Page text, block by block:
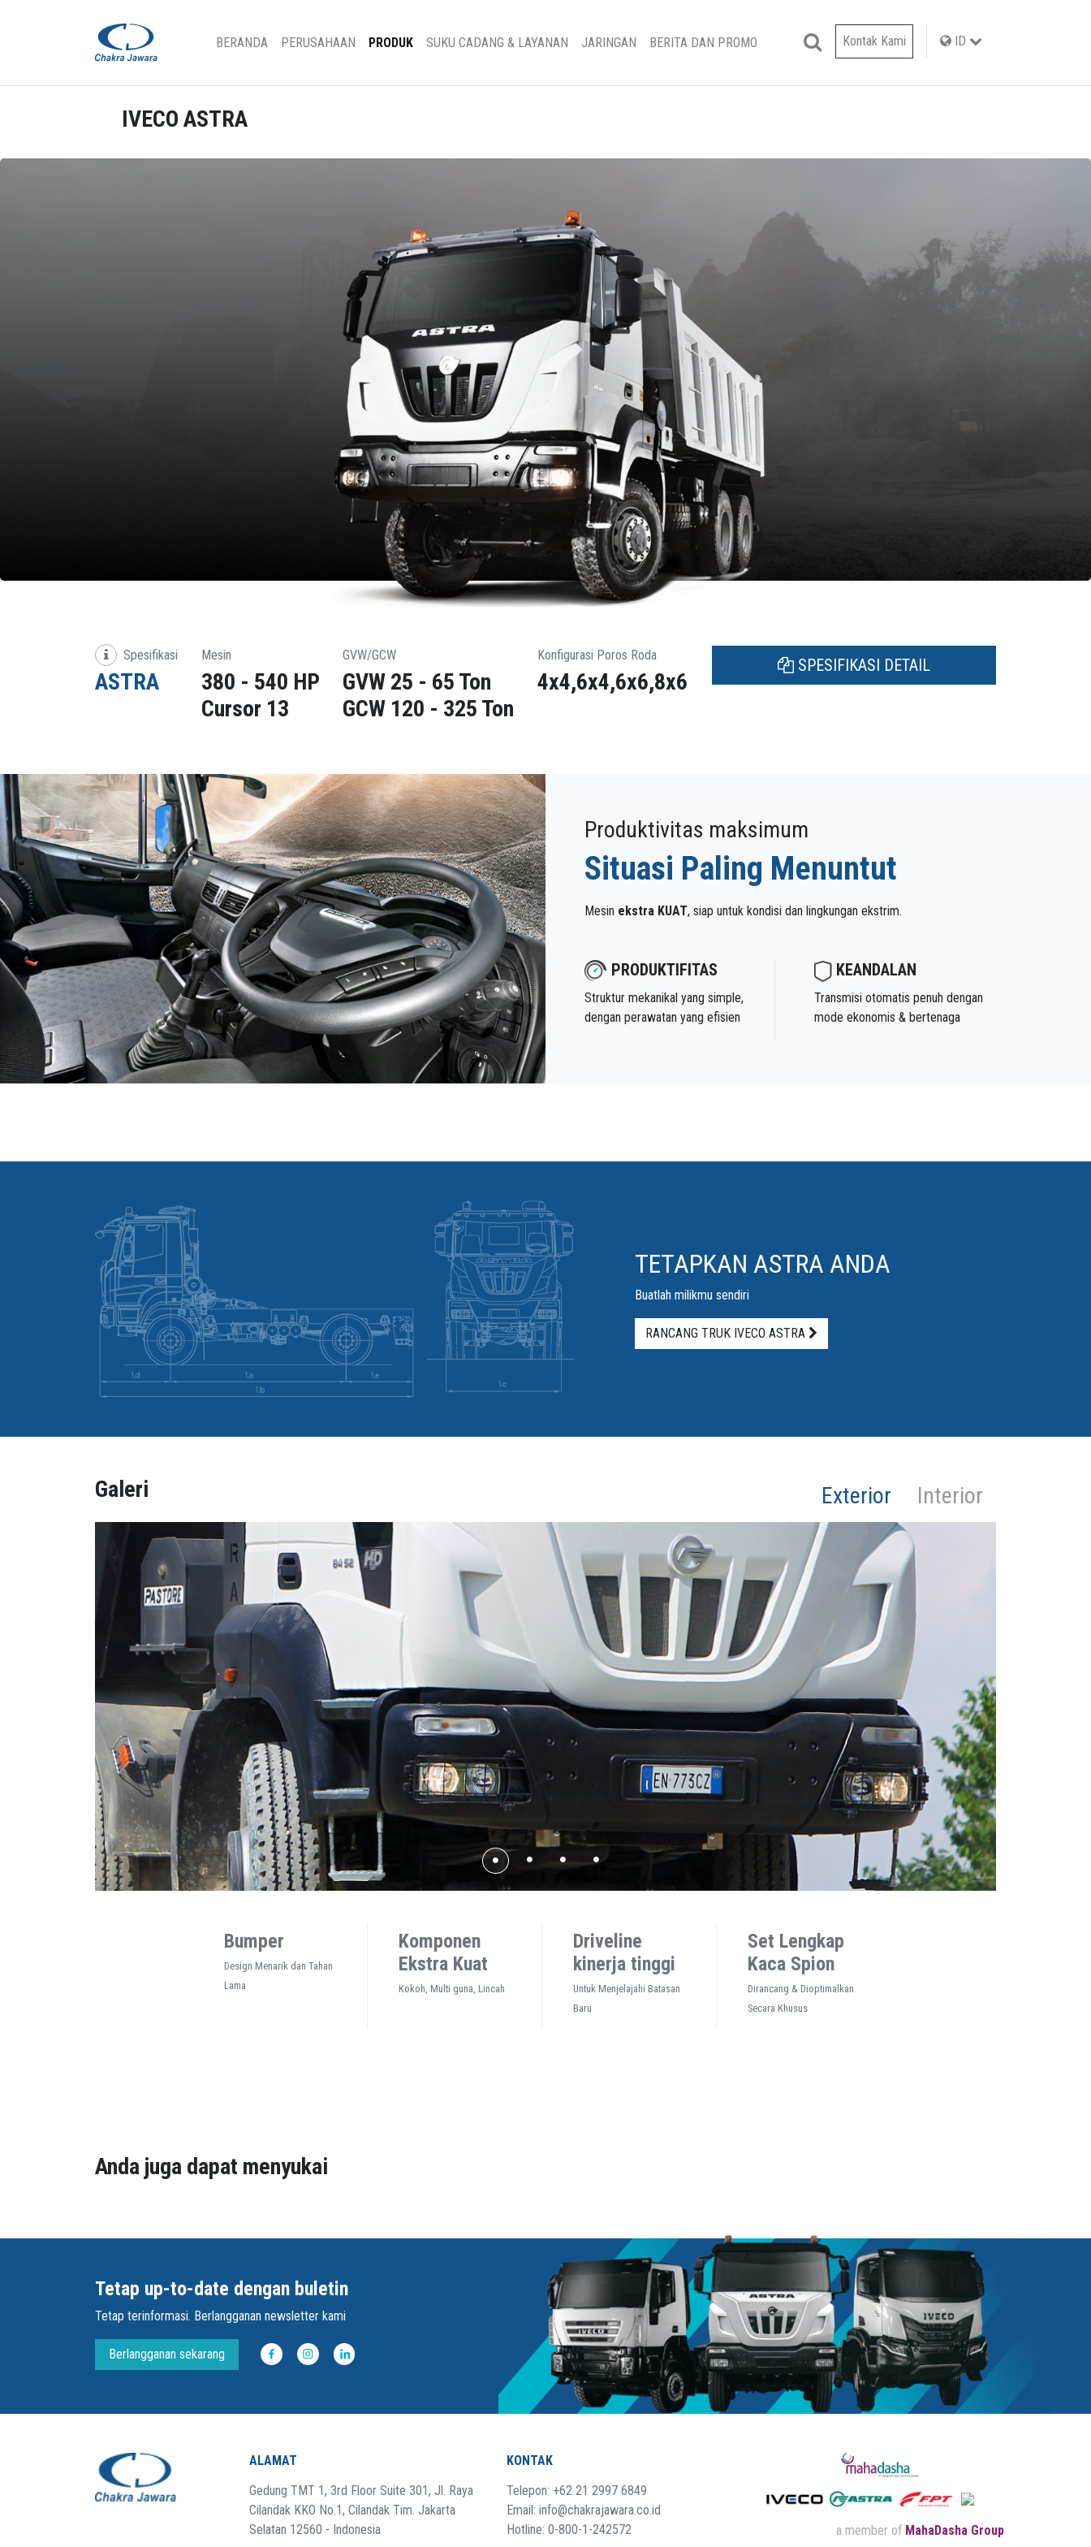
BERANDA (CURRENT)
PERUSAHAAN PRODUK SUKU CADANG & LAYANAN JARINGAN BERITA DAN PROMO Kontak Kami ID
IVECO ASTRA
Spesifikasi
ASTRA
Mesin
380 - 540 HP
Cursor 13
GVW/GCW
GVW 25 - 65 Ton
GCW 120 - 325 Ton
Konfigurasi Poros Roda
4x4,6x4,6x6,8x6
SPESIFIKASI DETAIL
Produktivitas maksimum
Situasi Paling Menuntut
Mesin ekstra KUAT, siap untuk kondisi dan lingkungan ekstrim.
PRODUKTIFITAS
Struktur mekanikal yang simple,
dengan perawatan yang efisien
KEANDALAN
Transmisi otomatis penuh dengan
mode ekonomis & bertenaga
TETAPKAN ASTRA ANDA
Buatlah milikmu sendiri
RANCANG TRUK IVECO ASTRA
Galeri Exterior Interior
Bumper
Design Menarik dan Tahan
Lama
Komponen
Ekstra Kuat
Kokoh, Multi guna, Lincah
Driveline
kinerja tinggi
Untuk Menjelajahi Batasan
Baru
Set Lengkap
Kaca Spion
Dirancang & Dioptimalkan
Secara Khusus
Anda juga dapat menyukai
Tetap up-to-date dengan buletin
Tetap terinformasi. Berlangganan newsletter kami
Berlangganan sekarang
ALAMAT
Gedung TMT 1, 3rd Floor Suite 301, Jl. Raya
Cilandak KKO No.1, Cilandak Tim. Jakarta
Selatan 12560 - Indonesia
KONTAK
Telepon: +62 21 2997 6849
Email: info@chakrajawara.co.id
Hotline: 0-800-1-242572
a member of MahaDasha Group